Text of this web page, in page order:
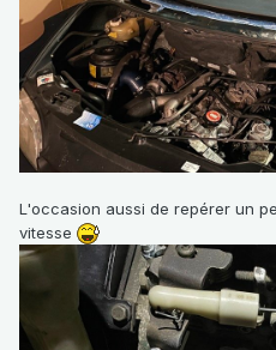
L'occasion aussi de repérer un
vitesse